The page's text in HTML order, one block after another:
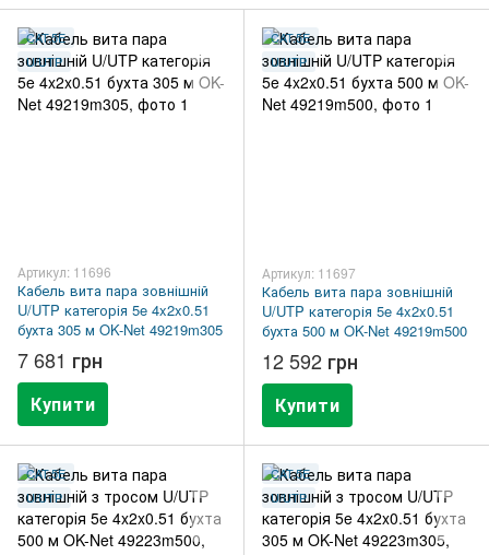
CAT.5E
U/UTP
Артикул: 11696
Кабель вита пара зовнішній
U/UTP категорія 5e 4x2x0.51
бухта 305 м OK-Net 49219m305
7 681 грн
Купити
CAT.5E
U/UTP
Артикул: 11697
Кабель вита пара зовнішній
U/UTP категорія 5e 4x2x0.51
бухта 500 м OK-Net 49219m500
12 592 грн
Купити
CAT.5E
U/UTP
CAT.5E
U/UTP